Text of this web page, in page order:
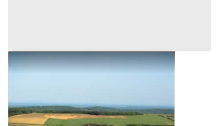
Terreni all'asta a Padova
28.500 €
Codice asta:AA166922
Asta chiusa